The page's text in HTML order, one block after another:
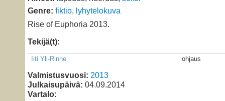
Genre: fiktio, lyhytelokuva
Rise of Euphoria 2013.
Tekijä(t):
Iiti Yli-Rinne ohjaus
Valmistusvuosi: 2013
Julkaisupäivä: 04.09.2014
Vartalo: